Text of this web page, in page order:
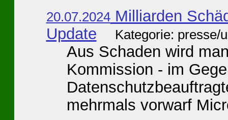
20.07.2024Milliarden
Update
Kategorie: presse/
Aus Schaden wird
Kommission - im
mehrmals vorwarf